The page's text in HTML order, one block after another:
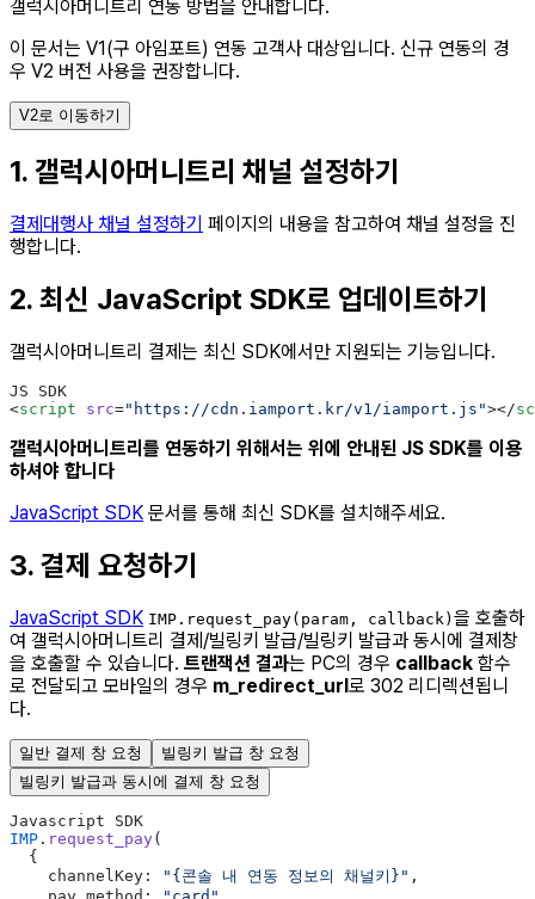
갤럭시아머니트리 연동 방법을 안내합니다.
이 문서는 V1(구 아임포트) 연동 고객사 대상입니다. 신규 연동의 경
우 V2 버전 사용을 권장합니다.
V2로 이동하기
1. 갤럭시아머니트리 채널 설정하기
결제대행사 채널 설정하기 페이지의 내용을 참고하여 채널 설정을 진
행합니다.
2. 최신 JavaScript SDK로 업데이트하기
갤럭시아머니트리 결제는 최신 SDK에서만 지원되는 기능입니다.
JS SDK
<script src="https://cdn.iamport.kr/v1/iamport.js"></
갤럭시아머니트리를 연동하기 위해서는 위에 안내된 JS SDK를 이용
하셔야 합니다
JavaScript SDK 문서를 통해 최신 SDK를 설치해주세요.
3. 결제 요청하기
JavaScript SDK IMP.request_pay(param, callback) 을 호출하
여 갤럭시아머니트리 결제/빌링키 발급/빌링키 발급과 동시에 결제창
을 호출할 수 있습니다. 트랜잭션 결과는 PC의 경우 callback 함수
로 전달되고 모바일의 경우 m_redirect_url로 302 리디렉션됩니
다.
일반 결제 창 요청
빌링키 발급 창 요청
빌링키 발급과 동시에 결제 창 요청
Javascript SDK
IMP . request_pay(
  {
    channelKey:
"{콘솔 내 연동 정보의 채널키}" ,